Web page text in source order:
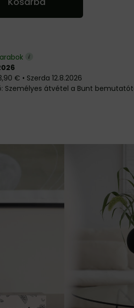
€ • Szerda 12.8.2026
Személyes átvétel a Bunt